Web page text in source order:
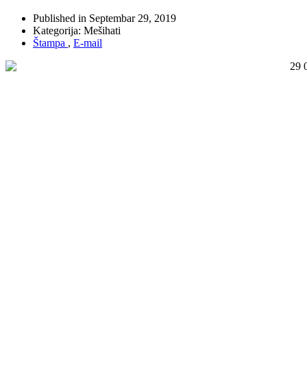
Published in Septembar 29, 2019
Kategorija: Mešihati
Štampa , E-mail